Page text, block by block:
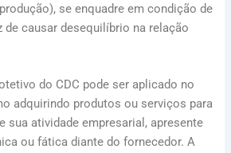
se enquadre em condição de
de causar desequilíbrio na relação
do CDC pode ser aplicado no
adquirindo produtos ou serviços para
sua atividade empresarial, apresente
ou fática diante do fornecedor. A